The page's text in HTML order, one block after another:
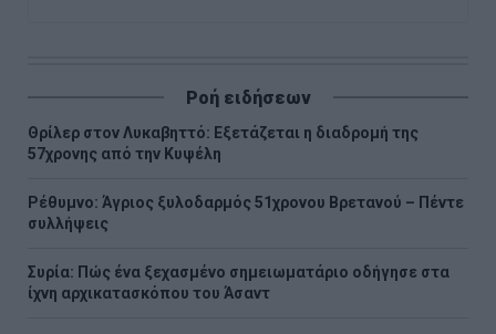
Ροή ειδήσεων
Θρίλερ στον Λυκαβηττό: Εξετάζεται η διαδρομή της
57χρονης από την Κυψέλη
Ρέθυμνο: Άγριος ξυλοδαρμός 51χρονου Βρετανού – Πέντε
συλλήψεις
Συρία: Πώς ένα ξεχασμένο σημειωματάριο οδήγησε στα
ίχνη αρχικατασκόπου του Άσαντ